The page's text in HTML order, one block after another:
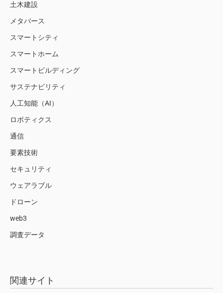
土木建設
メタバース
スマートシティ
スマートホーム
スマートビルディング
サステナビリティ
人工知能（AI）
ロボティクス
通信
要素技術
セキュリティ
ウェアラブル
ドローン
web3
調査データ
関連サイト